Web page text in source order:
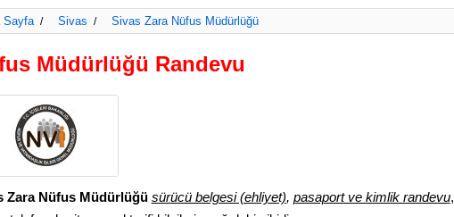
Sayfa / Sivas / Sivas Zara Nüfus Müdürlüğü
Müdürlüğü Randevu
Zara Nüfus Müdürlüğü sürücü belgesi (ehliyet), pasaport ve kimlik randevu,